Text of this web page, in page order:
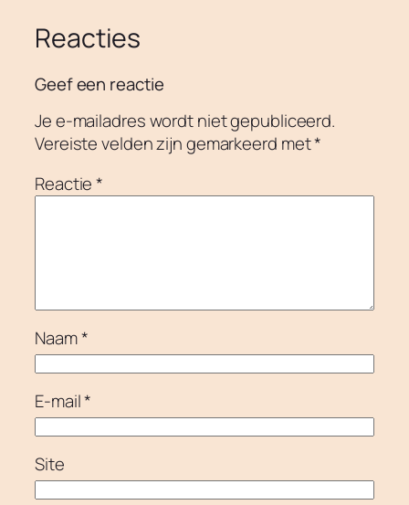
Reacties
Geef een reactie
Je e-mailadres wordt niet gepubliceerd.
Vereiste velden zijn gemarkeerd met*
Reactie*
Naam*
E-mail*
Site